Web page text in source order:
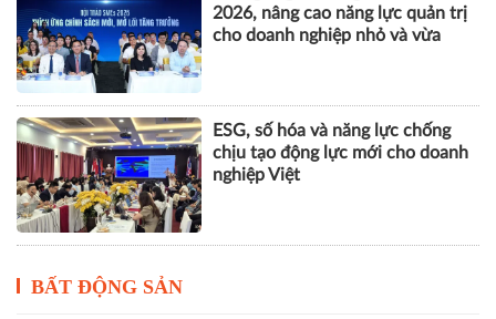
2026, nâng cao năng lực quản trị
cho doanh nghiệp nhỏ và vừa
ESG, số hóa và năng lực chống
chịu tạo động lực mới cho doanh
nghiệp Việt
BẤT ĐỘNG SẢN